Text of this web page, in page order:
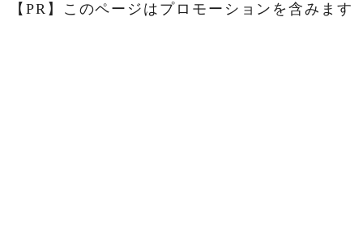
【PR】このページはプロモーションを含みます